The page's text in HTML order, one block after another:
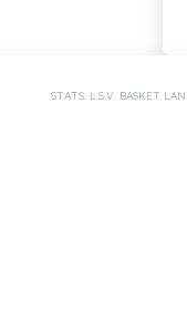
STATS: L.S.V. BASKET